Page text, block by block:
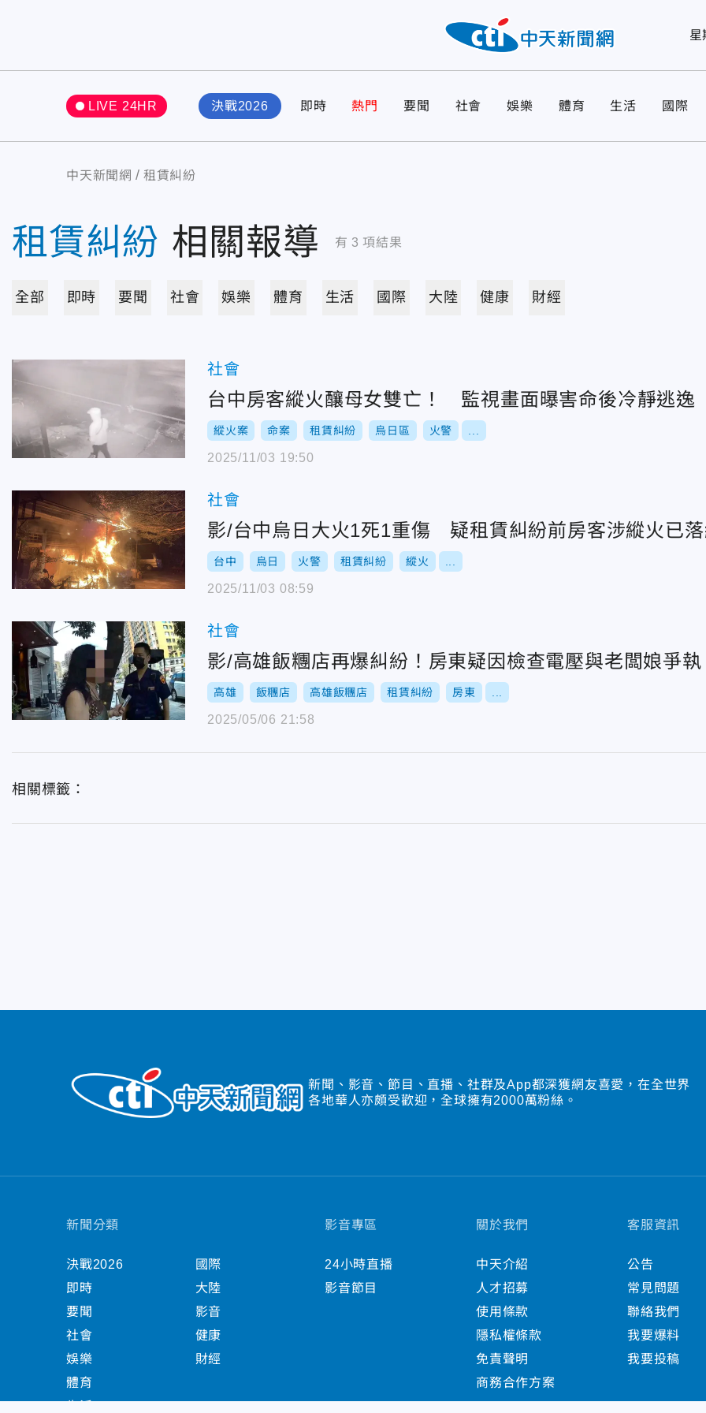
星
LIVE 24HR 決戰2026 即時 熱門 要聞 社會 娛樂 體育 生活 國際
中天新聞網 租賃糾紛
租賃糾紛 相關報導 有 3 項結果
全部 即時 要聞 社會 娛樂 體育 生活 國際 大陸 健康 財經
社會
台中房客縱火釀母女雙亡！ 監視畫面曝害命後冷靜逃逸
縱火案 命案 租賃糾紛 烏日區 火警
2025/11/03 19:50
社會
影/台中烏日大火1死1重傷 疑租賃糾紛前房客涉縱火已
台中 烏日 火警 租賃糾紛 縱火
2025/11/03 08:59
社會
影/高雄飯糰店再爆糾紛！房東疑因檢查電壓與老闆娘爭執
高雄 飯糰店 高雄飯糰店 租賃糾紛 房東
2025/05/06 21:58
相關標籤：
新聞、影音、節目、直播、社群及App都深獲網友喜愛，在全世界
各地華人亦頗受歡迎，全球擁有2000萬粉絲。
新聞分類
決戰2026
即時
要聞
社會
娛樂
體育
國際
大陸
影音
健康
財經
影音專區
24小時直播
影音節目
關於我們
中天介紹
人才招募
使用條款
隱私權條款
免責聲明
商務合作方案
客服資訊
公告
常見問題
聯絡我們
我要爆料
我要投稿